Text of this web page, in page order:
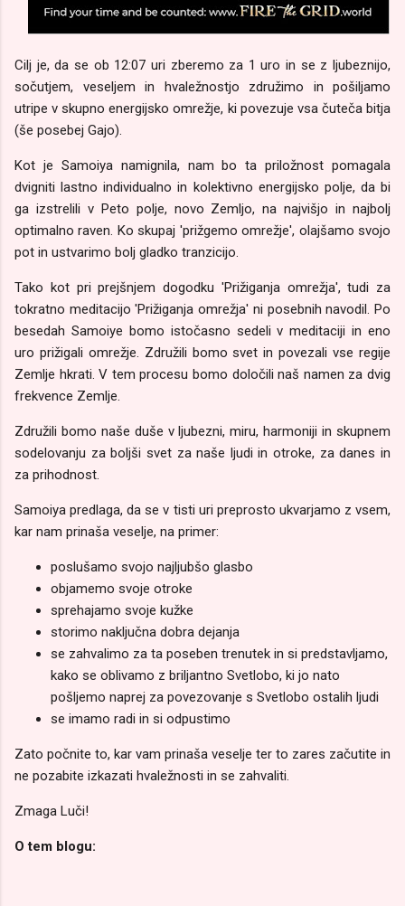
Cilj je, da se ob 12:07 uri zberemo za 1 uro in se z ljubeznijo,
sočutjem, veseljem in hvaležnostjo združimo in pošiljamo
utripe v skupno energijsko omrežje, ki povezuje vsa čuteča bitja
(še posebej Gajo).
Kot je Samoiya namignila, nam bo ta priložnost pomagala
dvigniti lastno individualno in kolektivno energijsko polje, da bi
ga izstrelili v Peto polje, novo Zemljo, na najvišjo in najbolj
optimalno raven. Ko skupaj 'prižgemo omrežje', olajšamo svojo
pot in ustvarimo bolj gladko tranzicijo.
Tako kot pri prejšnjem dogodku 'Prižiganja omrežja', tudi za
tokratno meditacijo 'Prižiganja omrežja' ni posebnih navodil. Po
besedah Samoiye bomo istočasno sedeli v meditaciji in eno
uro prižigali omrežje.
Združili bomo svet in povezali vse regije
Zemlje hkrati. V tem procesu bomo določili naš namen za dvig
frekvence Zemlje.
Združili bomo naše duše v ljubezni, miru, harmoniji in skupnem
sodelovanju za boljši svet za naše ljudi in otroke, za danes in
za prihodnost.
Samoiya predlaga, da se v tisti uri preprosto ukvarjamo z vsem,
kar nam prinaša veselje, na primer:
poslušamo svojo najljubšo glasbo
objamemo svoje otroke
sprehajamo svoje kužke
storimo naključna dobra dejanja
se zahvalimo za ta poseben trenutek in si predstavljamo,
kako se oblivamo z briljantno Svetlobo, ki jo nato
pošljemo naprej za povezovanje s Svetlobo ostalih ljudi
se imamo radi in si odpustimo
Zato počnite to, kar vam prinaša veselje ter to zares začutite in
ne pozabite izkazati hvaležnosti in se zahvaliti.
Zmaga Luči!
O tem blogu: